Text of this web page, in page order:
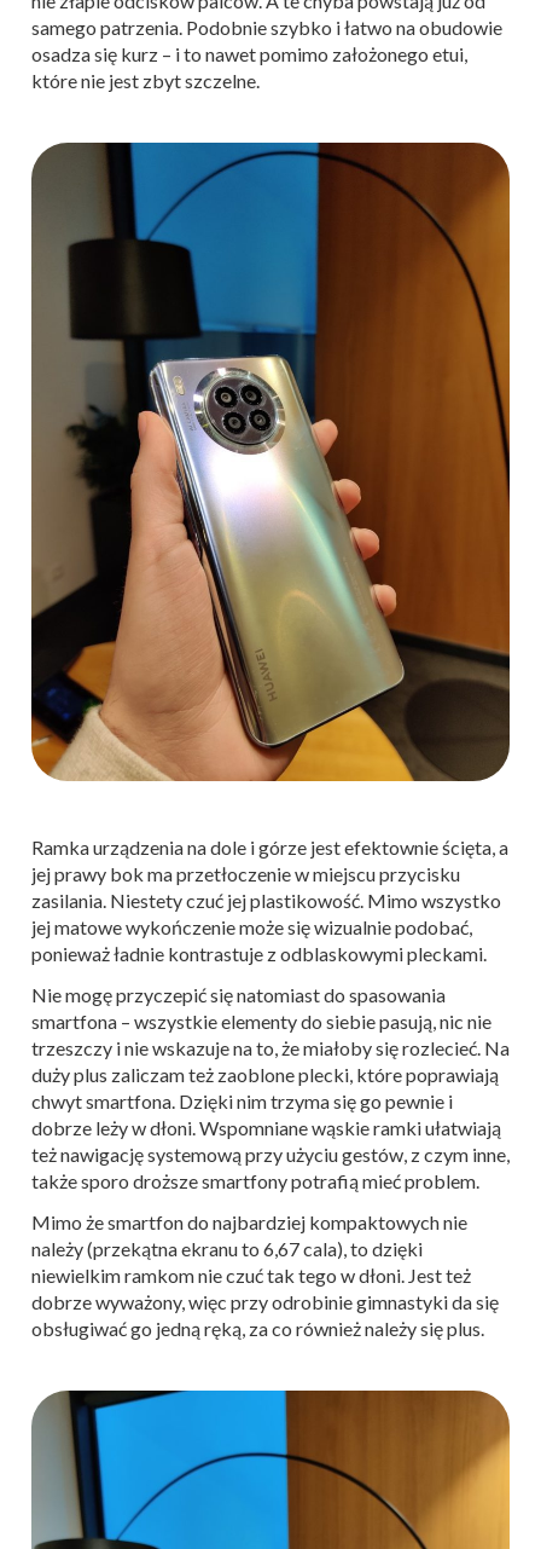
samego patrzenia. Podobnie szybko i łatwo na obudowie
osadza się kurz – i to nawet pomimo założonego etui,
które nie jest zbyt szczelne.
Ramka urządzenia na dole i górze jest efektownie ścięta, a
jej prawy bok ma przetłoczenie w miejscu przycisku
zasilania. Niestety czuć jej plastikowość. Mimo wszystko
jej matowe wykończenie może się wizualnie podobać,
ponieważ ładnie kontrastuje z odblaskowymi pleckami.
Nie mogę przyczepić się natomiast do spasowania
smartfona – wszystkie elementy do siebie pasują, nic nie
trzeszczy i nie wskazuje na to, że miałoby się rozlecieć. Na
duży plus zaliczam też zaoblone plecki, które poprawiają
chwyt smartfona. Dzięki nim trzyma się go pewnie i
dobrze leży w dłoni. Wspomniane wąskie ramki ułatwiają
też nawigację systemową przy użyciu gestów, z czym inne,
także sporo droższe smartfony potrafią mieć problem.
Mimo że smartfon do najbardziej kompaktowych nie
należy (przekątna ekranu to 6,67 cala), to dzięki
niewielkim ramkom nie czuć tak tego w dłoni. Jest też
dobrze wyważony, więc przy odrobinie gimnastyki da się
obsługiwać go jedną ręką, za co również należy się plus.